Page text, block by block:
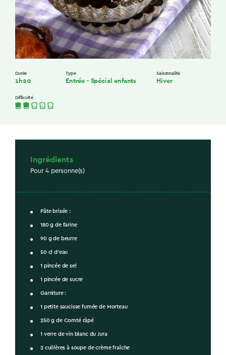
Durée
1h20
Type
Entrée - Spécial enfants
Saisonnalité
Hiver
Difficulté
Ingrédients
Pour 4 personne(s)
Pâte brisée :
180 g de farine
90 g de beurre
50 cl d’eau
1 pincée de sel
1 pincée de sucre
Garniture :
1 petite saucisse fumée de Morteau
250 g de Comté râpé
1 verre de vin blanc du Jura
2 cuillères à soupe de crème fraîche